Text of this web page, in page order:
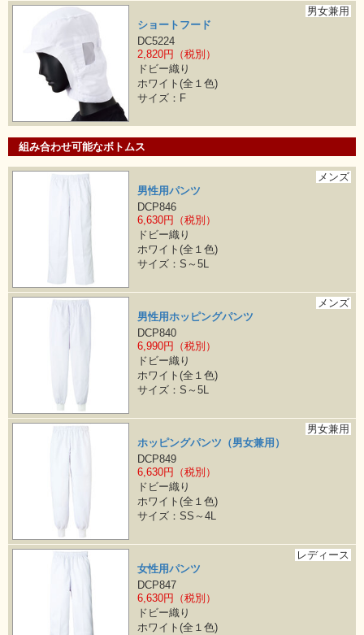
男女兼用
ショートフード
DC5224
2,820円（税別）
ドビー織り
ホワイト(全１色)
サイズ：F
組み合わせ可能なボトムス
メンズ
男性用パンツ
DCP846
6,630円（税別）
ドビー織り
ホワイト(全１色)
サイズ：S～5L
メンズ
男性用ホッピングパンツ
DCP840
6,990円（税別）
ドビー織り
ホワイト(全１色)
サイズ：S～5L
男女兼用
ホッピングパンツ（男女兼用）
DCP849
6,630円（税別）
ドビー織り
ホワイト(全１色)
サイズ：SS～4L
レディース
女性用パンツ
DCP847
6,630円（税別）
ドビー織り
ホワイト(全１色)